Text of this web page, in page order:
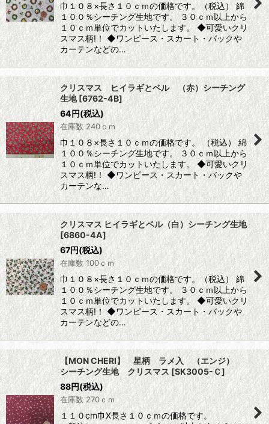
巾１０８×長さ１０ｃｍの価格です。（税込） 綿
１００％シーチング生地です。 ３０ｃｍ以上から
１０ｃｍ単位でカットいたします。 ◆可愛いクリ
スマス柄!！ ◆ワンピース・スカート・バックや
カーテンなどの…
クリスマス ヒイラギとベル （赤）シーチング
生地 [6762-4B]
64円(税込)
在庫数 240ｃｍ
巾１０８×長さ１０ｃｍの価格です。 （税込） 綿
１００％シーチング生地です。 ３０ｃｍ以上から
１０ｃｍ単位でカットいたします。 ◆可愛いクリ
スマス柄!！ ◆ワンピース・スカート・バックや
カーテンな…
クリスマス ヒイラギとベル（白）シーチング生地
[6860-4A]
67円(税込)
在庫数 100ｃｍ
巾１０８×長さ１０ｃｍの価格です。（税込） 綿
１００％シーチング生地です。 ３０ｃｍ以上から
１０ｃｍ単位でカットいたします。 ◆可愛いクリ
スマス柄!！ ◆ワンピース・スカート・バックや
カーテンなどの…
【MON CHERI】 星柄 ラメ入 （エンジ）
シーチング生地 クリスマス [SK3005-Ｃ]
88円(税込)
在庫数 270ｃｍ
１１０cm巾X長さ１０ｃｍの価格です。